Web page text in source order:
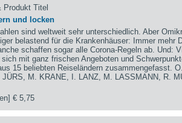
Produkt Titel
und locken
sind weltweit sehr unterschiedlich. Aber
belastend für die Krankenhäuser: Immer mehr
schaffen sogar alle Corona-Regeln ab. Und:
mit ganz frischen Angeboten und
15 beliebten Reiseländern zusammengefasst.
M. KRANE, I. LANZ, M. LASSMANN, R.
€ 5,75